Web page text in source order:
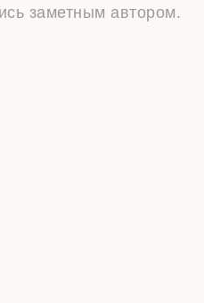
заметным автором.